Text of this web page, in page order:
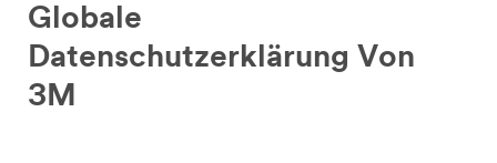
Globale
Datenschutzerklärung Von
3M